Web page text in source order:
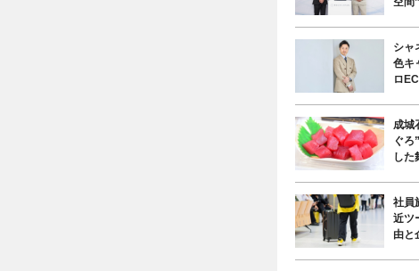
シャ
色キ
ロ
成城
ぐ
した
社員
近ツ
由と